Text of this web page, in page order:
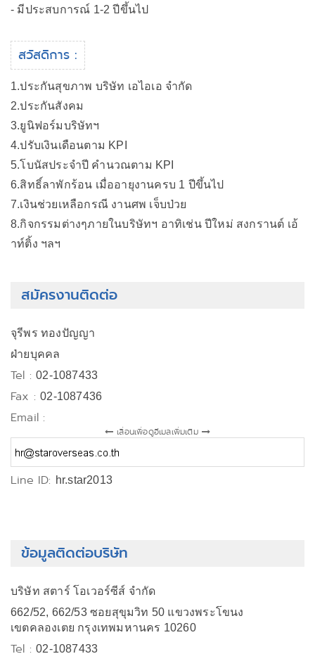
- มีประสบการณ์ 1-2 ปีขึ้นไป
สวัสดิการ :
1.ประกันสุขภาพ บริษัท เอไอเอ จำกัด
2.ประกันสังคม
3.ยูนิฟอร์มบริษัทฯ
4.ปรับเงินเดือนตาม KPI
5.โบนัสประจำปี คำนวณตาม KPI
6.สิทธิ์ลาพักร้อน เมื่ออายุงานครบ 1 ปีขึ้นไป
7.เงินช่วยเหลือกรณี งานศพ เจ็บป่วย
8.กิจกรรมต่างๆภายในบริษัทฯ อาทิเช่น ปีใหม่ สงกรานต์ เอ้
าท์ติ้ง ฯลฯ
สมัครงานติดต่อ
จุรีพร ทองปัญญา
ฝ่ายบุคคล
Tel :02-1087433
Fax :02-1087436
Email :
เลื่อนเพื่อดูอีเมลเพิ่มเติม
Line ID: hr.star2013
ข้อมูลติดต่อบริษัท
บริษัท สตาร์ โอเวอร์ซีส์ จำกัด
662/52, 662/53 ซอยสุขุมวิท 50 แขวงพระโขนง
เขตคลองเตย กรุงเทพมหานคร 10260
Tel :02-1087433